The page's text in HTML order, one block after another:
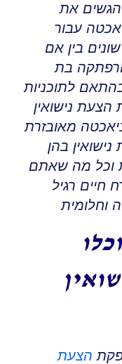
את
עבור
בין אם
בת
לתוכניות
הצעת נישואין
מאובזרת
בהן
וכל מה שאתם
חיים רגיל
וחלומית
הצעת